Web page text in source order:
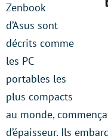
Zenbook
d’Asus sont
décrits comme
les PC
portables les
plus compacts
au monde,
d’épaisseur. Ils